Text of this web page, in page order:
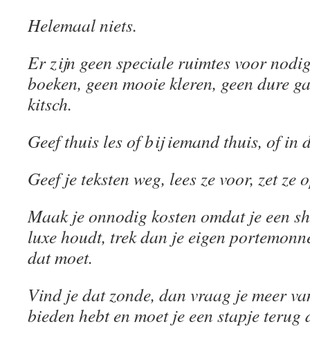
Helemaal niets.
Er zijn geen speciale ruimtes voor
boeken, geen mooie kleren, geen dure
kitsch.
Geef thuis les of bij iemand thuis, of in
Geef je teksten weg, lees ze voor, zet ze
Maak je onnodig kosten omdat je een
luxe houdt, trek dan je eigen
dat moet.
Vind je dat zonde, dan vraag je meer
bieden hebt en moet je een stapje terug